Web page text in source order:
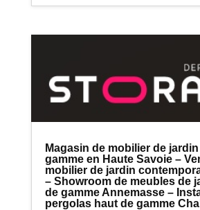
Magasin de mobilier de
gamme en Haute Savoie –
mobilier de jardin
– Showroom de meubles de
de gamme Annemasse –
pergolas haut de gamme